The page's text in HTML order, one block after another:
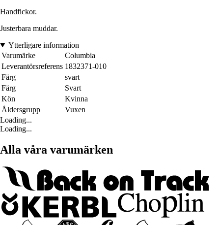
Handfickor.
Justerbara muddar.
Ytterligare information
Varumärke
Columbia
Leverantörsreferens 1832371-010
Färg
svart
Färg
Svart
Kön
Kvinna
Åldersgrupp
Vuxen
Loading...
Loading...
Alla våra varumärken